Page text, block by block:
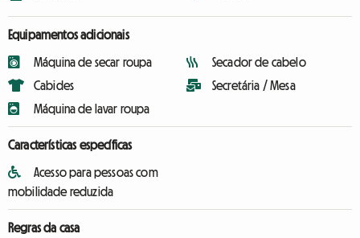
Equipamentos adicionais
Máquina de secar roupa
Cabides
Máquina de lavar roupa
Secador de cabelo
Secretária / Mesa
Características específicas
Acesso para pessoas com
mobilidade reduzida
Regras da casa